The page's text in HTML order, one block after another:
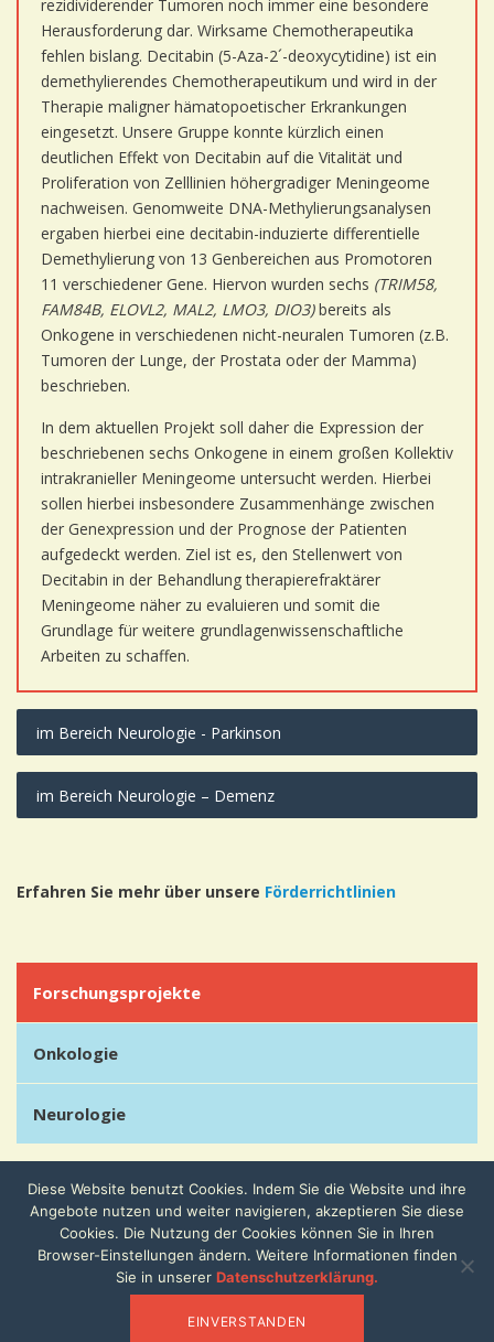
rezidividerender Tumoren noch immer eine besondere
Herausforderung dar. Wirksame Chemotherapeutika
fehlen bislang. Decitabin (5-Aza-2´-deoxycytidine) ist ein
demethylierendes Chemotherapeutikum und wird in der
Therapie maligner hämatopoetischer Erkrankungen
eingesetzt. Unsere Gruppe konnte kürzlich einen
deutlichen Effekt von Decitabin auf die Vitalität und
Proliferation von Zelllinien höhergradiger Meningeome
nachweisen. Genomweite DNA-Methylierungsanalysen
ergaben hierbei eine decitabin-induzierte differentielle
Demethylierung von 13 Genbereichen aus Promotoren
11 verschiedener Gene. Hiervon wurden sechs (TRIM58,
FAM84B, ELOVL2, MAL2, LMO3, DIO3)bereits als
Onkogene in verschiedenen nicht-neuralen Tumoren (z.B.
Tumoren der Lunge, der Prostata oder der Mamma)
beschrieben.
In dem aktuellen Projekt soll daher die Expression der
beschriebenen sechs Onkogene in einem großen Kollektiv
intrakranieller Meningeome untersucht werden. Hierbei
sollen hierbei insbesondere Zusammenhänge zwischen
der Genexpression und der Prognose der Patienten
aufgedeckt werden. Ziel ist es, den Stellenwert von
Decitabin in der Behandlung therapierefraktärer
Meningeome näher zu evaluieren und somit die
Grundlage für weitere grundlagenwissenschaftliche
Arbeiten zu schaffen.
im Bereich Neurologie - Parkinson
im Bereich Neurologie – Demenz
Erfahren Sie mehr über unsere Förderrichtlinien
Forschungsprojekte
Onkologie
Neurologie
Datenschutzerklärung
Diese Website benutzt Cookies. Indem Sie die Website und ihre
Angebote nutzen und weiter navigieren, akzeptieren Sie diese
Cookies. Die Nutzung der Cookies können Sie in Ihren
Browser-Einstellungen ändern. Weitere Informationen finden
Sie in unserer Datenschutzerklärung.
EINVERSTANDEN